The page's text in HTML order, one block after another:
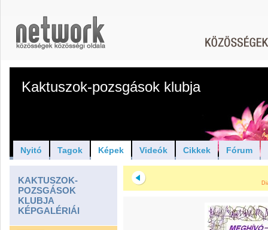
Kaktuszok-pozsgások klubja
Nyitó Tagok Képek Videók Cikkek Fórum
KAKTUSZOK-
POZSGÁSOK
KLUBJA
KÉPGALÉRIÁI